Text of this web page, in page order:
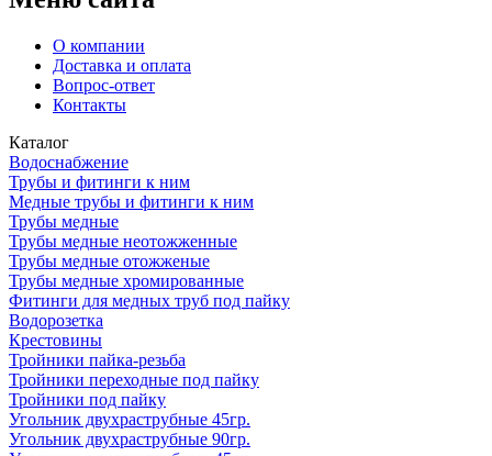
О компании
Доставка и оплата
Вопрос-ответ
Контакты
Каталог
Водоснабжение
Трубы и фитинги к ним
Медные трубы и фитинги к ним
Трубы медные
Трубы медные неотожженные
Трубы медные отожженые
Трубы медные хромированные
Фитинги для медных труб под пайку
Водорозетка
Крестовины
Тройники пайка-резьба
Тройники переходные под пайку
Тройники под пайку
Угольник двухраструбные 45гр.
Угольник двухраструбные 90гр.